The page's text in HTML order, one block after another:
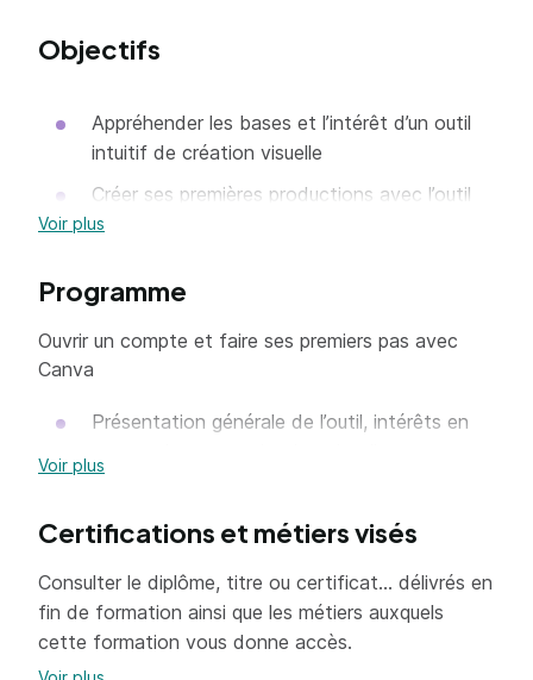
Objectifs
Appréhender les bases et l’intérêt d’un outil
intuitif de création visuelle
Créer ses premières productions avec l’outil
CANVA
Voir plus
Programme
Ouvrir un compte et faire ses premiers pas avec
Canva
Présentation générale de l’outil, intérêts en
tableau de bord CANVA
réseaux sociaux, documents, blog, médias
sociaux,
Voir plus
Certifications et métiers visés
Consulter le diplôme, titre ou certificat... délivrés en
fin de formation ainsi que les métiers auxquels
cette formation vous donne accès.